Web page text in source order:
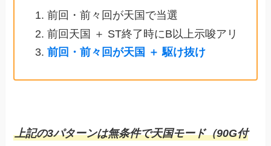
前回・前々回が天国で当選
前回天国 ＋ ST終了時にB以上示唆アリ
前回・前々回が天国 ＋ 駆け抜け
上記の3パターンは無条件で天国モード（90G付